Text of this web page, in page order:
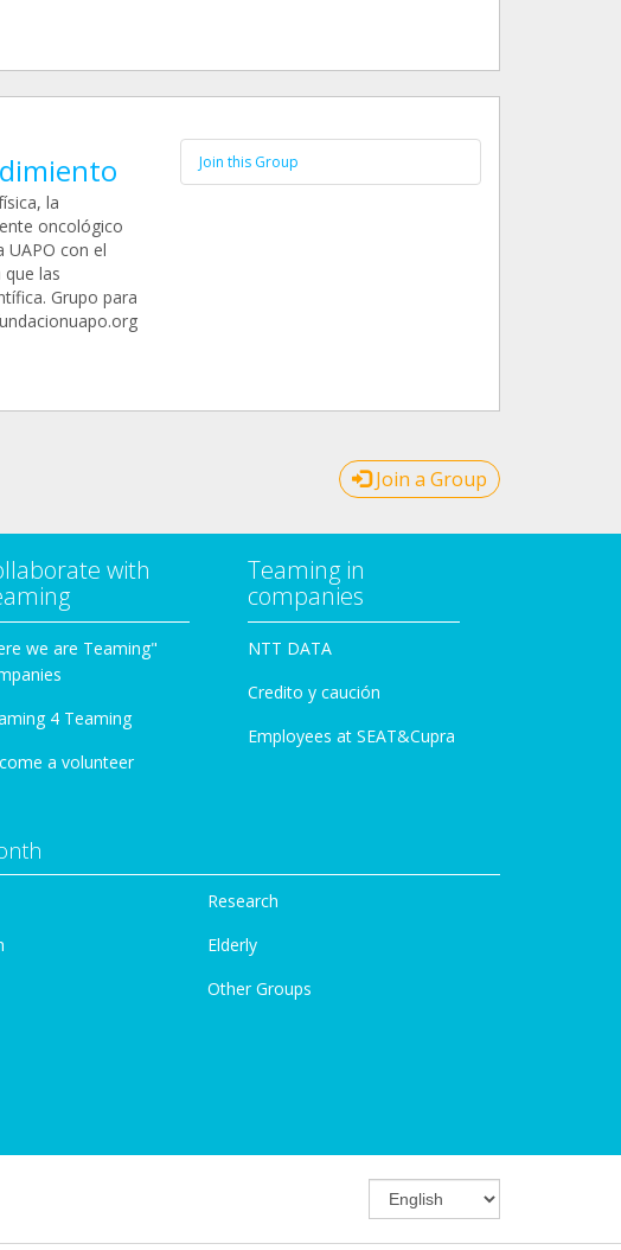
la
oncológico
UAPO con el
que las
Grupo para
Join this Group
Join a Group
with
we are Teaming"
4 Teaming
a volunteer
Teaming in
companies
NTT DATA
Credito y caución
Employees at SEAT&Cupra
Research
Elderly
Other Groups